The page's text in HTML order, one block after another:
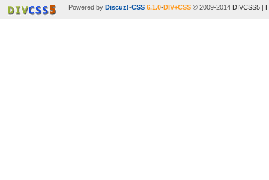
Powered by Discuz!-CSS 6.1.0-DIV+CSS© 2009-2014 DIVCSS5|